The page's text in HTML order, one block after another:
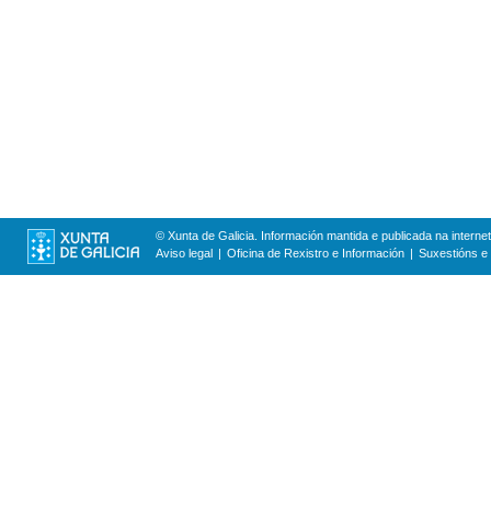
© Xunta de Galicia. Información mantida e publicada na
Aviso legal
Oficina de Rexistro e Información Suxestións e